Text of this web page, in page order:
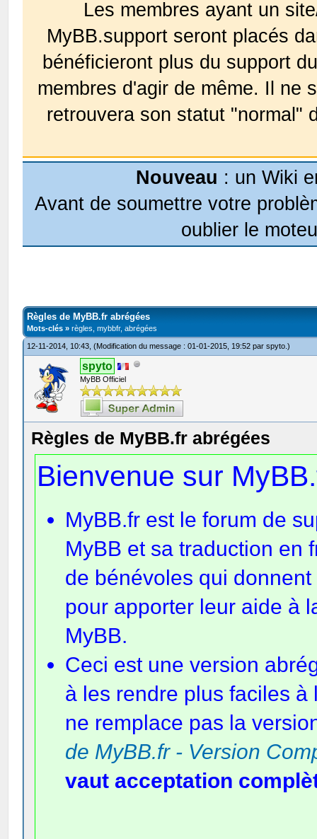
Les membres ayant un
MyBB.support seront placés
bénéficieront plus du support
membres d'agir de même. Il ne
retrouvera son statut "normal"
Nouveau : un Wiki
Avant de soumettre votre
oublier le
Règles de MyBB.fr abrégées
Mots-clés »règles, mybbfr, abrégées
12-11-2014, 10:43,(Modification du message : 01-01-2015, 19:52 parspyto .)
spyto
MyBB Officiel
Règles de MyBB.fr abrégées
Bienvenue sur
MyBB.fr est le forum de
MyBB et sa traduction en
de bénévoles qui
pour apporter leur aide à
MyBB.
Ceci est une version
à les rendre plus faciles
ne remplace pas la
de MyBB.fr - Version
vaut acceptation